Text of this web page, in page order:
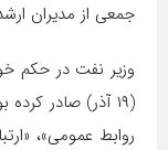
جمعی از مدیران
وزیر نفت در حکم
(۱۹ آذر) صادر
روابط عمومی»،